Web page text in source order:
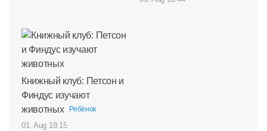
Книжный клуб: Петсон и
Финдус изучают
животных
Ребёнок
01. Aug 18:15